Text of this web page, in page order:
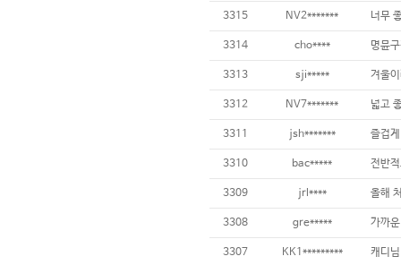
3315 NV2*******
3314 cho****
3313 sji*****
3312 NV7*******
3311 jsh*******
3310 bac*****
3309 jrl****
3308 gre*****
3307 KK1********* 캐디